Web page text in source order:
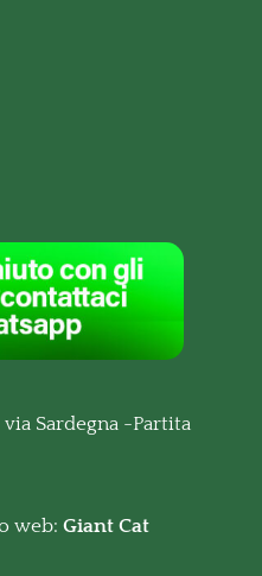
Sardegna -Partita
web: Giant Cat